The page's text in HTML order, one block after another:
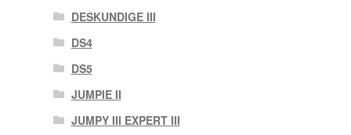
DESKUNDIGE III
DS4
DS5
JUMPIE II
JUMPY III EXPERT III